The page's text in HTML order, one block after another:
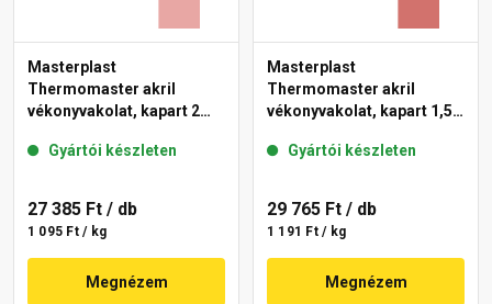
Masterplast
Thermomaster akril
vékonyvakolat, kapart 2
Gyártói készleten
27 385 Ft / db
1 095 Ft / kg
Megnézem
Masterplast
Thermomaster akril
vékonyvakolat, kapart 1,5
Gyártói készleten
29 765 Ft / db
1 191 Ft / kg
Megnézem